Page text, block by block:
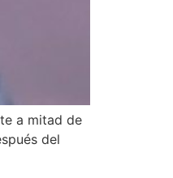
a mitad de
del